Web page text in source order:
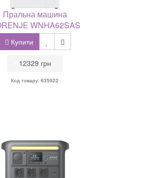
Пральна машина
WNHA62SAS
Купити
12329 грн
Код товару: 635922